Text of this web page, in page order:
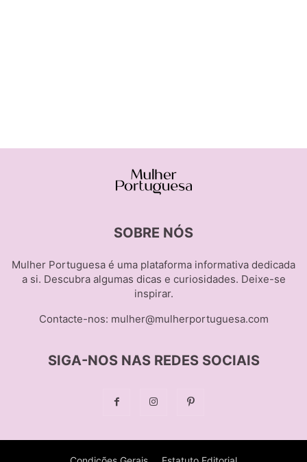
SOBRE NÓS
Mulher Portuguesa é uma plataforma informativa dedicada
a si. Descubra algumas dicas e curiosidades. Deixe-se
inspirar.
Contacte-nos: mulher@mulherportuguesa.com
SIGA-NOS NAS REDES SOCIAIS